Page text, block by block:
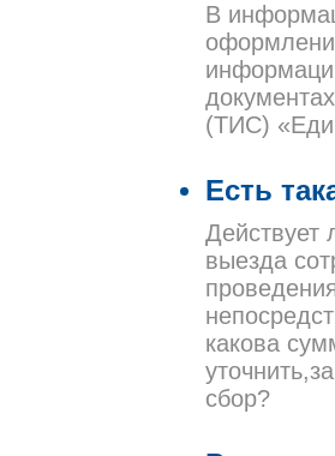
В
(ТИС)
Есть
Действует
выезда
какова
сбор?